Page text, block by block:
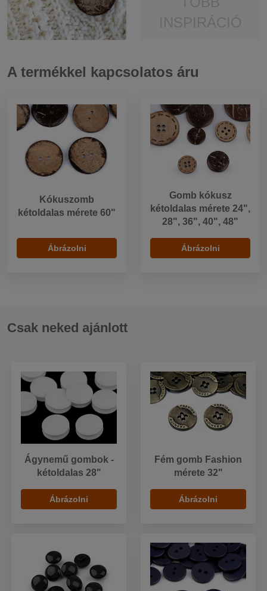
A termékkel kapcsolatos áru
Kókuszomb
kétoldalas mérete 60"
Ábrázolni
Gomb kókusz
kétoldalas mérete 24",
28", 36", 40", 48"
Ábrázolni
Csak neked ajánlott
Ágynemű gombok -
kétoldalas 28"
Ábrázolni
Fém gomb Fashion
mérete 32"
Ábrázolni